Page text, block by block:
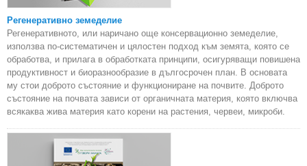
Регенеративно земеделие
Регенеративното, или наричано още консервационно земеделие,
използва по-систематичен и цялостен подход към земята, която се
обработва, и прилага в обработката принципи, осигуряващи повишена
продуктивност и биоразнообразие в дългосрочен план. В основата
му стои доброто състояние и функциониране на почвите. Доброто
състояние на почвата зависи от органичната материя, която включва
всякаква жива материя като корени на растения, червеи, микроби.